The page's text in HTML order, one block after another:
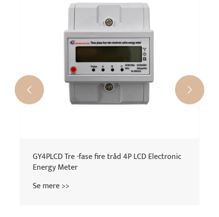
GY4PLCD Tre -fase fire tråd 4P LCD Electronic
Energy Meter
Se mere >>
 